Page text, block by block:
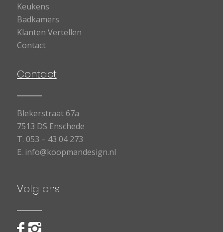
Keukens
Badkamers
Klanten Vertellen
Contact
Contact
Blekerstraat 67a
7513 DS Enschede
T. 053 – 43 04 273
E. info@koopmandesign.nl
Volg ons